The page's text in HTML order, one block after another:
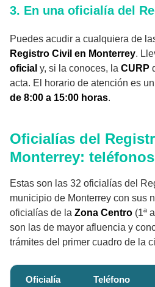
3. En una oficialía del
Puedes acudir a cualquiera de
Registro Civil en Monterrey.
oficial y, si la conoces, la CURP
acta. El horario de atención es
de 8:00 a 15:00 horas.
Oficialías del
Monterrey: teléfonos
Estas son las 32 oficialías del
municipio de Monterrey con sus
oficialías de la Zona Centro (1ª
son las de mayor afluencia y
trámites del primer cuadro de la
Oficialía Teléfono